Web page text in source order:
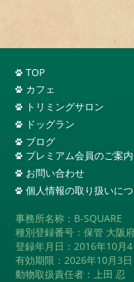
TOP
カフェ
トリミングサロン
ドッグラン
ブログ
プレミアム会員のご案内
お問い合わせ
個人情報の取り扱いに
事務所名称：B-SQUARE
種別登録番号：保管 大阪
登録年月日：2016年10月4
有効期限：2026年10月3日
動物取扱責任者：上田 忍